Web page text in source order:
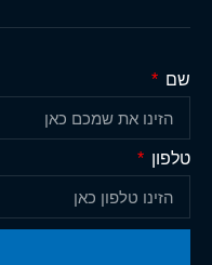
שם
טלפון